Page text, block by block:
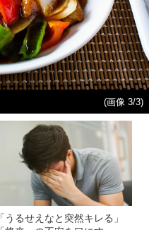
(画像 3/3)
「うるせえなと突然キレる」